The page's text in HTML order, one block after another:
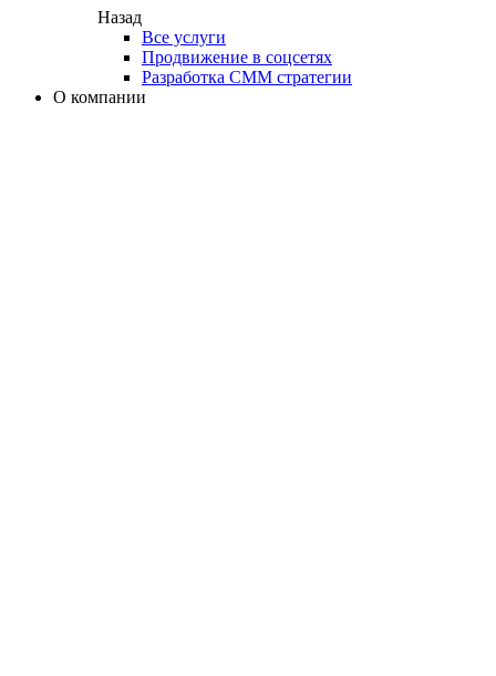
Назад
Все услуги
Продвижение в соцсетях
Разработка СММ стратегии
О компании